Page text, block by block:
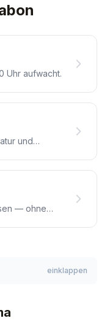
Uhr aufwacht.
und
— ohne
einklappen